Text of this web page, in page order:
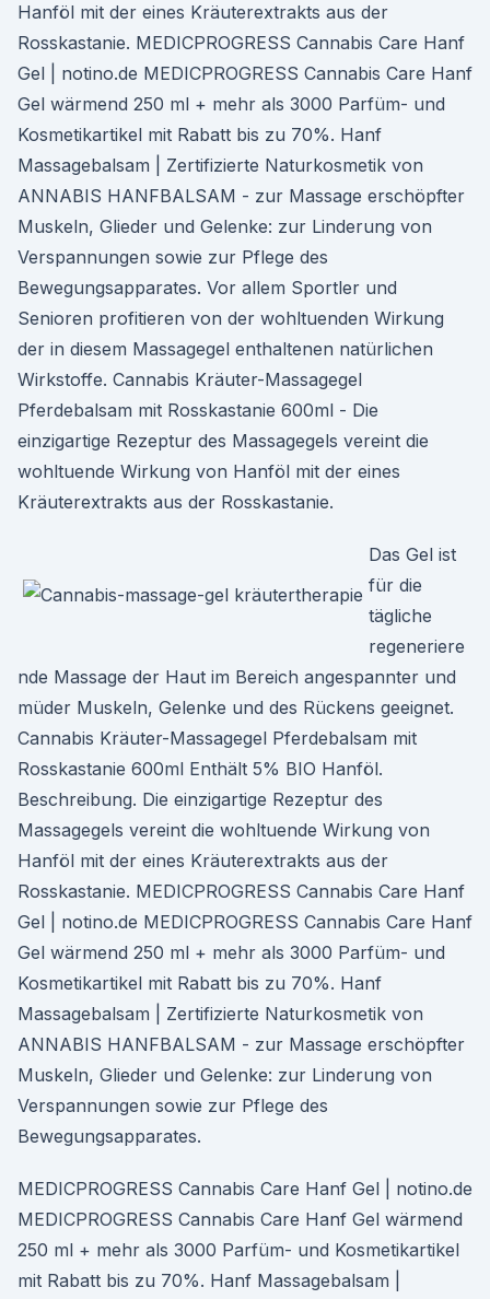
Hanföl mit der eines Kräuterextrakts aus der
Rosskastanie. MEDICPROGRESS Cannabis Care Hanf
Gel | notino.de MEDICPROGRESS Cannabis Care Hanf
Gel wärmend 250 ml + mehr als 3000 Parfüm- und
Kosmetikartikel mit Rabatt bis zu 70%. Hanf
Massagebalsam | Zertifizierte Naturkosmetik von
ANNABIS HANFBALSAM - zur Massage erschöpfter
Muskeln, Glieder und Gelenke: zur Linderung von
Verspannungen sowie zur Pflege des
Bewegungsapparates. Vor allem Sportler und
Senioren profitieren von der wohltuenden Wirkung
der in diesem Massagegel enthaltenen natürlichen
Wirkstoffe. Cannabis Kräuter-Massagegel
Pferdebalsam mit Rosskastanie 600ml - Die
einzigartige Rezeptur des Massagegels vereint die
wohltuende Wirkung von Hanföl mit der eines
Kräuterextrakts aus der Rosskastanie.
Das Gel ist
für die
tägliche
regeneriere
nde Massage der Haut im Bereich angespannter und
müder Muskeln, Gelenke und des Rückens geeignet.
Cannabis Kräuter-Massagegel Pferdebalsam mit
Rosskastanie 600ml Enthält 5% BIO Hanföl.
Beschreibung. Die einzigartige Rezeptur des
Massagegels vereint die wohltuende Wirkung von
Hanföl mit der eines Kräuterextrakts aus der
Rosskastanie. MEDICPROGRESS Cannabis Care Hanf
Gel | notino.de MEDICPROGRESS Cannabis Care Hanf
Gel wärmend 250 ml + mehr als 3000 Parfüm- und
Kosmetikartikel mit Rabatt bis zu 70%. Hanf
Massagebalsam | Zertifizierte Naturkosmetik von
ANNABIS HANFBALSAM - zur Massage erschöpfter
Muskeln, Glieder und Gelenke: zur Linderung von
Verspannungen sowie zur Pflege des
Bewegungsapparates.
MEDICPROGRESS Cannabis Care Hanf Gel | notino.de
MEDICPROGRESS Cannabis Care Hanf Gel wärmend
250 ml + mehr als 3000 Parfüm- und Kosmetikartikel
mit Rabatt bis zu 70%. Hanf Massagebalsam |